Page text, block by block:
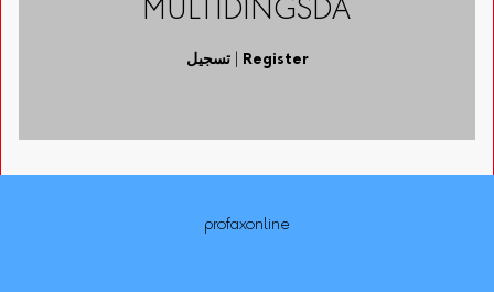
MULTIDINGSDA
تسجيل| Register
profaxonline